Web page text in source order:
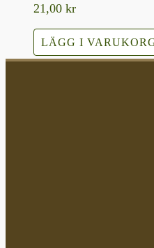
21,00 kr
LÄGG I